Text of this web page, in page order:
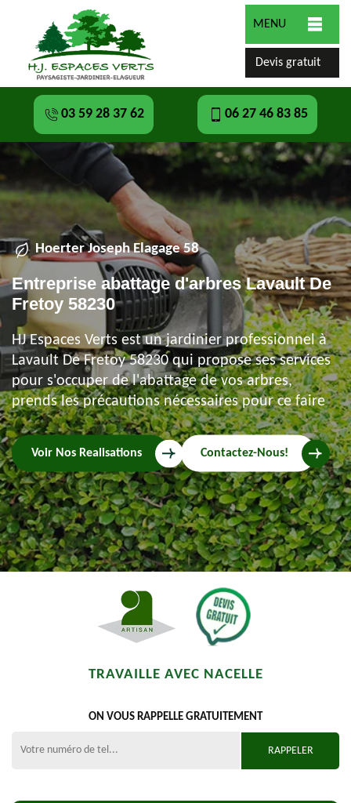
MENU
Devis gratuit
03 59 28 37 62 06 27 46 83 85
Hoerter Joseph Elagage 58
Entreprise abattage d'arbres Lavault De
Fretoy 58230
HJ Espaces Verts est un jardinier professionnel à
Lavault De Fretoy 58230 qui propose ses services
pour s'occuper de l'abattage de vos arbres,
prends les précautions nécessaires pour ce faire
Voir Nos Realisations Contactez-Nous!
TRAVAILLE AVEC NACELLE
ON VOUS RAPPELLE GRATUITEMENT